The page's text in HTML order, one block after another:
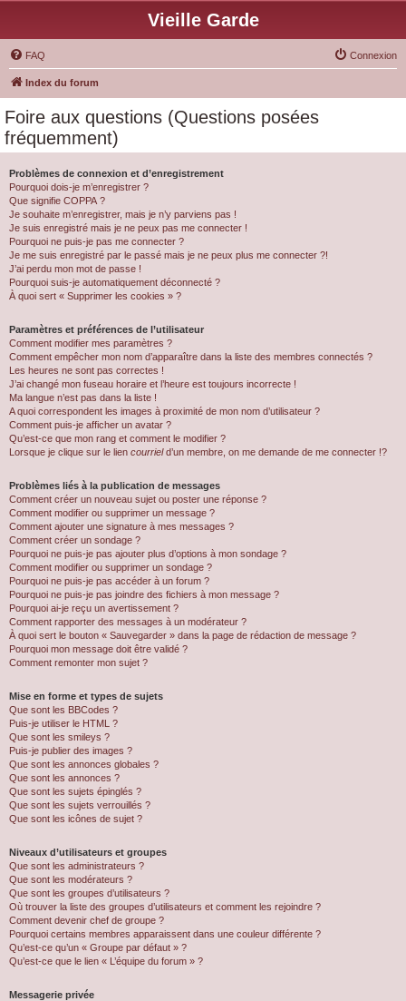
Vieille Garde
FAQ Connexion
Index du forum
Foire aux questions (Questions posées
fréquemment)
Problèmes de connexion et d’enregistrement
Pourquoi dois-je m’enregistrer ?
Que signifie COPPA ?
Je souhaite m’enregistrer, mais je n’y parviens pas !
Je suis enregistré mais je ne peux pas me connecter !
Pourquoi ne puis-je pas me connecter ?
Je me suis enregistré par le passé mais je ne peux plus me connecter ?!
J’ai perdu mon mot de passe !
Pourquoi suis-je automatiquement déconnecté ?
À quoi sert « Supprimer les cookies » ?
Paramètres et préférences de l’utilisateur
Comment modifier mes paramètres ?
Comment empêcher mon nom d’apparaître dans la liste des membres connectés ?
Les heures ne sont pas correctes !
J’ai changé mon fuseau horaire et l’heure est toujours incorrecte !
Ma langue n’est pas dans la liste !
A quoi correspondent les images à proximité de mon nom d’utilisateur ?
Comment puis-je afficher un avatar ?
Qu’est-ce que mon rang et comment le modifier ?
Lorsque je clique sur le lien courrield’un membre, on me demande de me connecter !?
Problèmes liés à la publication de messages
Comment créer un nouveau sujet ou poster une réponse ?
Comment modifier ou supprimer un message ?
Comment ajouter une signature à mes messages ?
Comment créer un sondage ?
Pourquoi ne puis-je pas ajouter plus d’options à mon sondage ?
Comment modifier ou supprimer un sondage ?
Pourquoi ne puis-je pas accéder à un forum ?
Pourquoi ne puis-je pas joindre des fichiers à mon message ?
Pourquoi ai-je reçu un avertissement ?
Comment rapporter des messages à un modérateur ?
À quoi sert le bouton « Sauvegarder » dans la page de rédaction de message ?
Pourquoi mon message doit être validé ?
Comment remonter mon sujet ?
Mise en forme et types de sujets
Que sont les BBCodes ?
Puis-je utiliser le HTML ?
Que sont les smileys ?
Puis-je publier des images ?
Que sont les annonces globales ?
Que sont les annonces ?
Que sont les sujets épinglés ?
Que sont les sujets verrouillés ?
Que sont les icônes de sujet ?
Niveaux d’utilisateurs et groupes
Que sont les administrateurs ?
Que sont les modérateurs ?
Que sont les groupes d’utilisateurs ?
Où trouver la liste des groupes d’utilisateurs et comment les rejoindre ?
Comment devenir chef de groupe ?
Pourquoi certains membres apparaissent dans une couleur différente ?
Qu’est-ce qu’un « Groupe par défaut » ?
Qu’est-ce que le lien « L’équipe du forum » ?
Messagerie privée